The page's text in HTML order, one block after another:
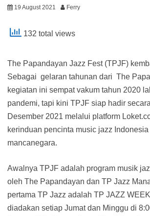
19 August 2021 Ferry
132 total views
The Papandayan Jazz Fest (TPJF)
Sebagai gelaran tahunan dari The
kegiatan ini sempat vakum tahun 2020
pandemi, tapi kini TPJF siap hadir
Desember 2021 melalui platform
kerinduan pencinta music jazz Indonesia
mancanegara.
Awalnya TPJF adalah program musik
oleh The Papandayan dan TP Jazz
pertama TP Jazz adalah TP JAZZ
diadakan setiap Jumat dan Minggu di